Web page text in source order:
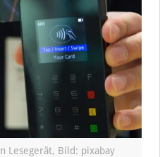
Lesegerät, Bild: pixabay